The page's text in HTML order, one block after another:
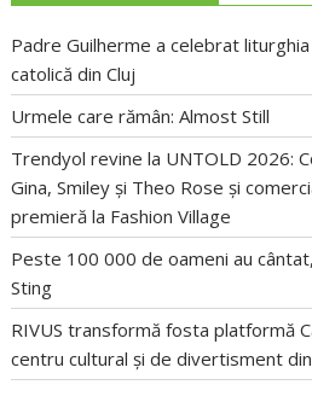
Padre Guilherme a celebrat
catolică din Cluj
Urmele care rămân: Almost Still
Trendyol revine la UNTOLD 2026:
Gina, Smiley și Theo Rose și
premieră la Fashion Village
Peste 100 000 de oameni au
Sting
RIVUS transformă fosta platformă
centru cultural și de divertisment